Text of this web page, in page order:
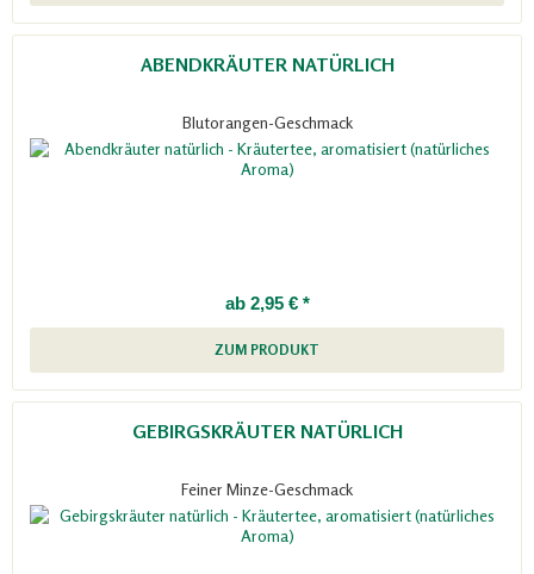
ABENDKRÄUTER NATÜRLICH
Blutorangen-Geschmack
ab 2,95 € *
ZUM PRODUKT
GEBIRGSKRÄUTER NATÜRLICH
Feiner Minze-Geschmack